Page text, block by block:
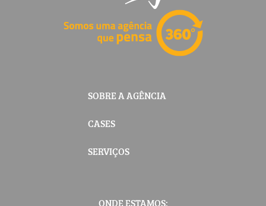
SOBRE A AGÊNCIA
CASES
SERVIÇOS
ONDE ESTAMOS: